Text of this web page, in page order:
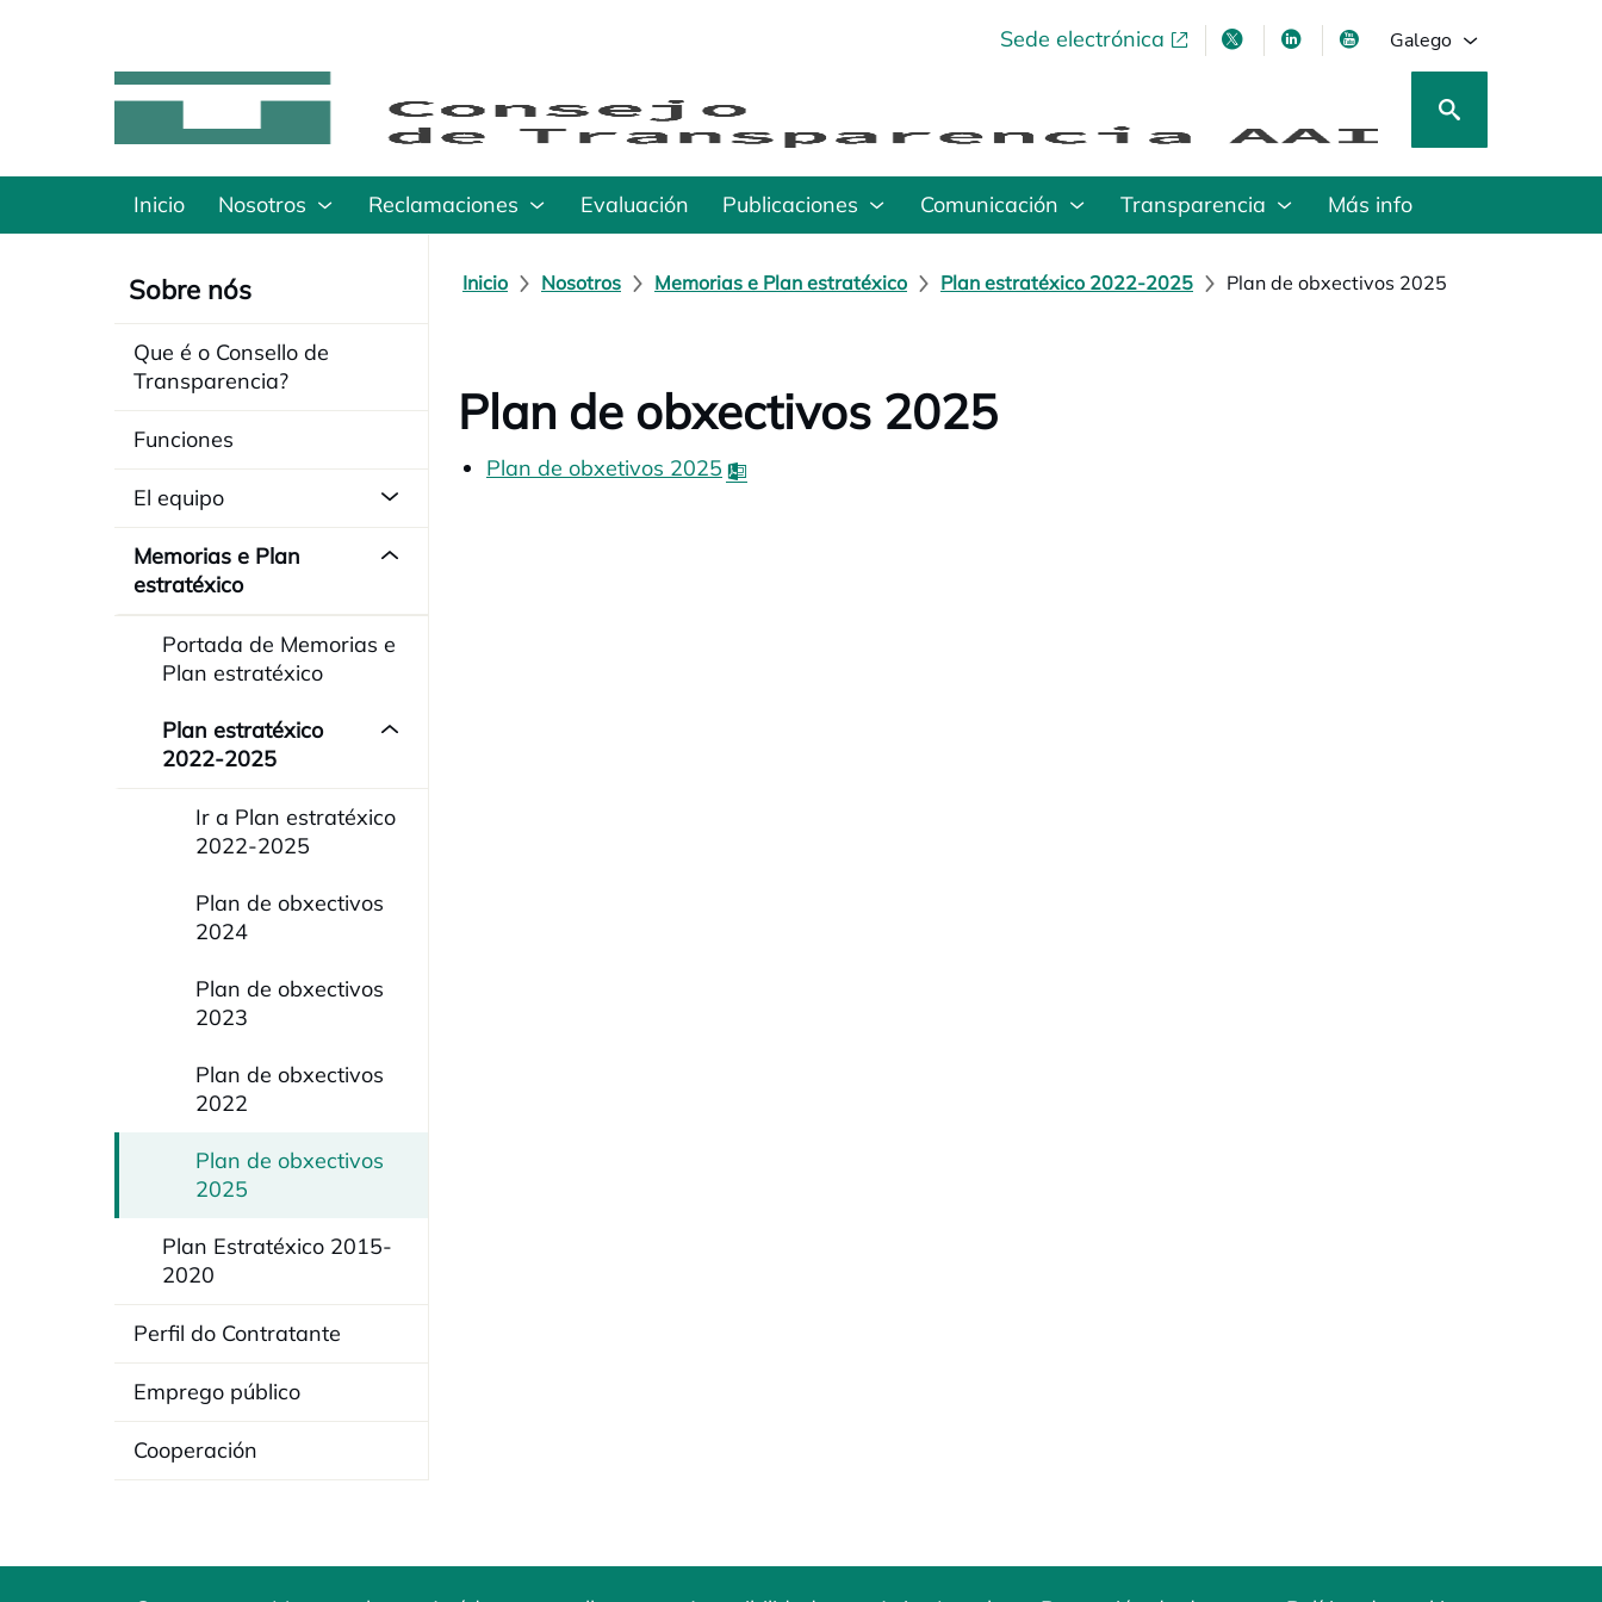
Sede electrónicaopens in a new tabopens in a new tab
opens in a new tab
opens in a new tab
Galego
Inicio Nosotros Reclamaciones Evaluación Publicaciones Comunicación Transparencia Más info
Sobre nós
Que é o Consello de
Transparencia?
Funciones
El equipo
Memorias e Plan
estratéxico
Portada de Memorias e
Plan estratéxico
Plan estratéxico
2022-2025
Ir a Plan estratéxico
2022-2025
Plan de obxectivos
2024
Plan de obxectivos
2023
Plan de obxectivos
2022
Plan de obxectivos
2025
Plan Estratéxico 2015-
2020
Perfil do Contratante
Emprego público
Cooperación
Inicio Nosotros Memorias e Plan estratéxico Plan estratéxico 2022-2025 Plan de obxectivos 2025
Plan de obxectivos 2025
Plan de obxetivos 2025